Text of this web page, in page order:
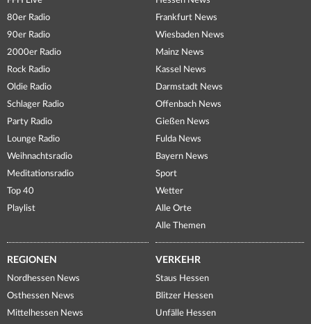
80er Radio
90er Radio
2000er Radio
Rock Radio
Oldie Radio
Schlager Radio
Party Radio
Lounge Radio
Weihnachtsradio
Meditationsradio
Top 40
Playlist
Frankfurt News
Wiesbaden News
Mainz News
Kassel News
Darmstadt News
Offenbach News
Gießen News
Fulda News
Bayern News
Sport
Wetter
Alle Orte
Alle Themen
REGIONEN
Nordhessen News
Osthessen News
Mittelhessen News
VERKEHR
Staus Hessen
Blitzer Hessen
Unfälle Hessen